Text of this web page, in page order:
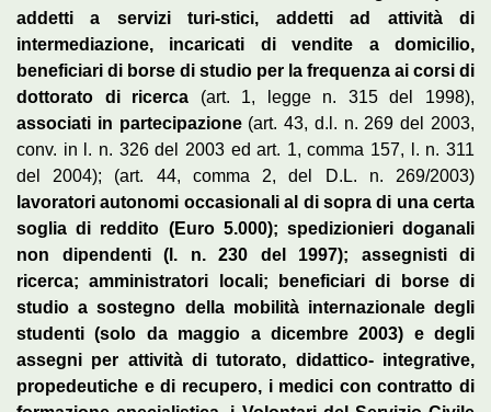
addetti a servizi turi-stici, addetti ad attività di
intermediazione, incaricati di vendite a domicilio,
beneficiari di borse di studio per la frequenza ai corsi di
dottorato di ricerca (art. 1, legge n. 315 del 1998),
associati in partecipazione(art. 43, d.l. n. 269 del 2003,
conv. in l. n. 326 del 2003 ed art. 1, comma 157, l. n. 311
del 2004); (art. 44, comma 2, del D.L. n. 269/2003)
lavoratori autonomi occasionali al di sopra di una certa
soglia di reddito (Euro 5.000); spedizionieri doganali
non dipendenti (l. n. 230 del 1997); assegnisti di
ricerca; amministratori locali; beneficiari di borse di
studio a sostegno della mobilità internazionale degli
studenti (solo da maggio a dicembre 2003) e degli
assegni per attività di tutorato, didattico- integrative,
propedeutiche e di recupero, i medici con contratto di